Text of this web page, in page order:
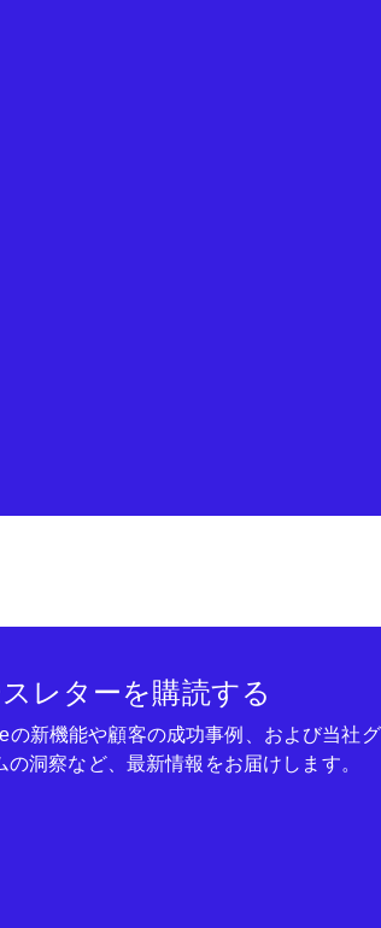
レターを購読する
の新機能や顧客の成功事例、および当社
の洞察など、最新情報をお届けします。